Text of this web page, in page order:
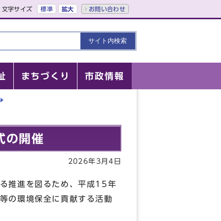
文字サイズ 標準 拡大 お問い合わせ
まちづくり 市政情報
の開催
2026年3月4日
推進を図るため、平成15年
の環境保全に貢献する活動